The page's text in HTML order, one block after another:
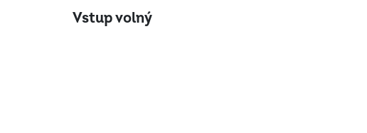
Vstup volný